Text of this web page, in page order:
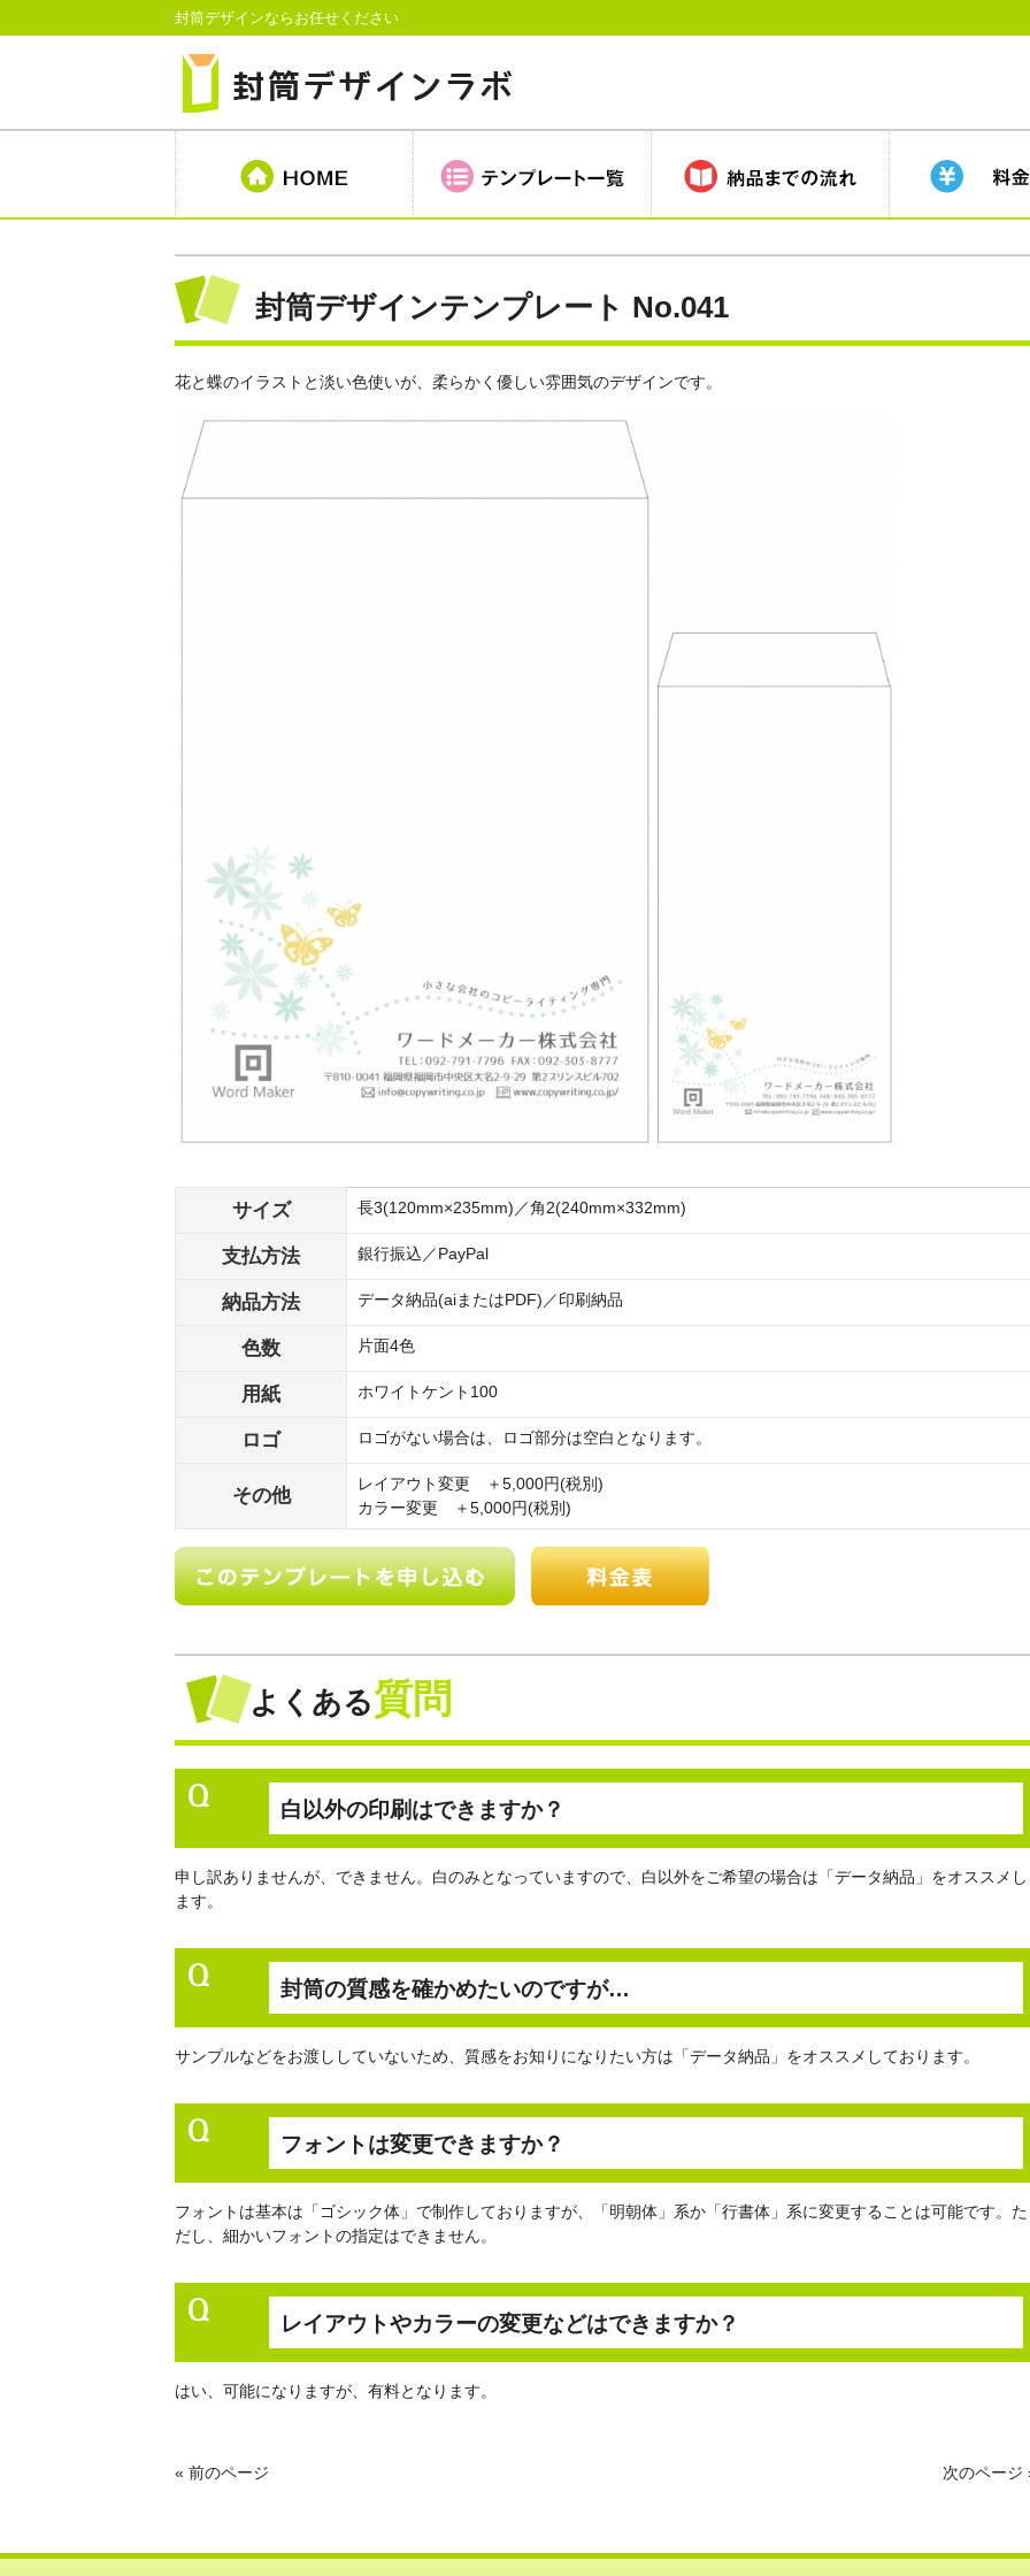
封筒デザインならお任せください
封筒デザインテンプレート No.041
花と蝶のイラストと淡い色使いが、柔らかく優しい雰囲気のデザインです。
サイズ 長3(120mm×235mm)／角2(240mm×332mm)
支払方法 銀行振込／PayPal
納品方法 データ納品(aiまたはPDF)／印刷納品
色数 片面4色
用紙 ホワイトケント100
ロゴ ロゴがない場合は、ロゴ部分は空白となります。
その他
レイアウト変更 ＋5,000円(税別)
カラー変更 ＋5,000円(税別)
よくある質問
白以外の印刷はできますか？
申し訳ありませんが、できません。白のみとなっていますので、白以外をご希望の場合は「データ納品」をオススメし
ます。
封筒の質感を確かめたいのですが…
サンプルなどをお渡ししていないため、質感をお知りになりたい方は「データ納品」をオススメしております。
フォントは変更できますか？
フォントは基本は「ゴシック体」で制作しておりますが、「明朝体」系か「行書体」系に変更することは可能です。た
だし、細かいフォントの指定はできません。
レイアウトやカラーの変更などはできますか？
はい、可能になりますが、有料となります。
« 前のページ 次のページ